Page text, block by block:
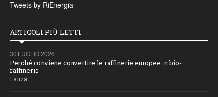
Tweets by RiEnergia
ARTICOLI PIÙ LETTI
30 LUGLIO 2026
Perché conviene convertire le raffinerie europee in bio-
raffinerie
Lanza